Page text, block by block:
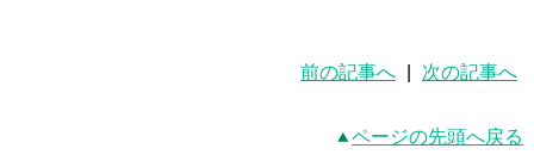
前の記事へ 次の記事へ
ページの先頭へ戻る